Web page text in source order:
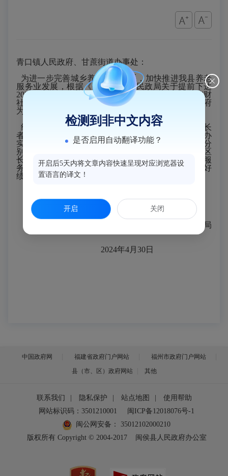
青口镇人民政府、甘蔗街道办事处 ：
为进一步完善城乡养老服务体系， 加快推进我县养老
服务业发展，根据《市财政局
市民政局关于提前下达
2024年养老事业省级补助转移支付预算的通知》(榕财
社(指)〔2023〕174号)
，下达我县
2024年省委和省政府
为民办实事“示范性长者食堂建设项目”资金30万元。
经乡镇申报，县民政局研究，确定青口镇青口社区长
者食堂和甘蔗街道滨城社区长者食堂作为我县省为民办
实事项目，现将示范长者食堂建设补助资金
30万元，分
别下达给青口镇青口社区长者食堂和甘蔗街道滨城社区
长者食堂各15万元，资金列入第2081006项“养老服
务”科目支出，请加强资金管理，确保专款专用，做好
绩效跟踪管理，切实提高财政资金使用效益。
闽侯县财政局
2024年4月 30日
中国政府网 福建省政府门户网站
福州市政府门户网站
县（市、区）政府网站
其他
联系我们 隐私保护 站点地图
使用帮助
网站标识码：3501210001
闽ICP备12018076号-1
闽公网安备：
35012102000210
版权所有 Copyright © 2004-2017
闽侯县人民政府办公室
检测到非中文内容
是否启用自动翻译功能？
开启后5天内将文章内容快速呈现对应浏览器设
置语言的译文！
开启 关闭